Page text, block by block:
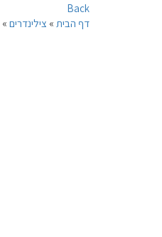
Back
דף הבית » צילינדרים »